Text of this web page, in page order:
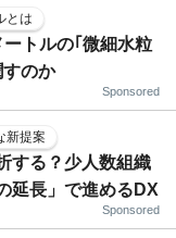
とは
トルの｢微細水粒
のか
Sponsored
新提案
する？少人数組織
延長」で進めるDX
Sponsored